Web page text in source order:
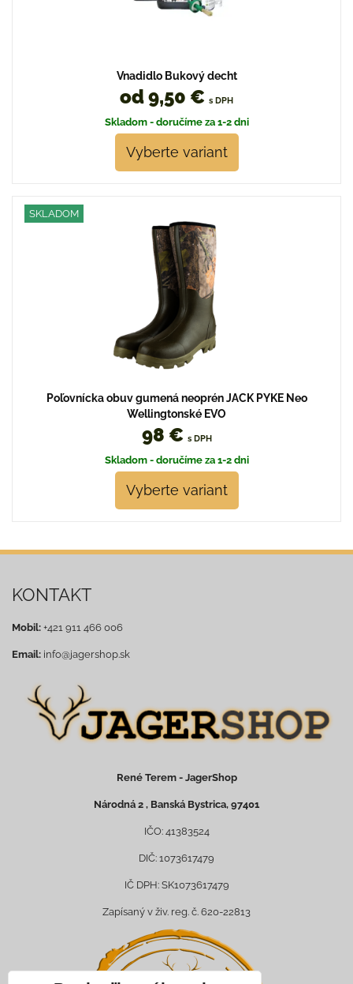
Vnadidlo Bukový decht
od 9,50 € s DPH
Skladom - doručíme za 1-2 dni
Vyberte variant
SKLADOM
Poľovnícka obuv gumená neoprén JACK PYKE Neo
Wellingtonské EVO
98 € s DPH
Skladom - doručíme za 1-2 dni
Vyberte variant
KONTAKT
Mobil: +421 911 466 006
Email: info@jagershop.sk
René Terem - JagerShop
Národná 2 , Banská Bystrica, 97401
IČO: 41383524
DIČ: 1073617479
IČ DPH: SK1073617479
Zapísaný v živ. reg. č. 620-22813